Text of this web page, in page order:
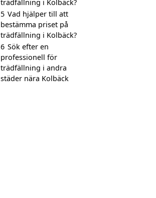
trädfällning i Kolbäck?
5 Vad hjälper till att
bestämma priset på
trädfällning i Kolbäck?
6 Sök efter en
professionell för
trädfällning i andra
städer nära Kolbäck